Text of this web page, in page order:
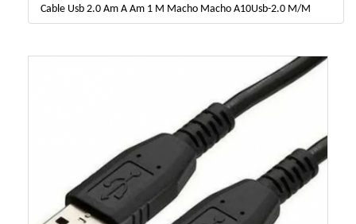
Cable Usb 2.0 Am A Am 1 M Macho Macho A10Usb-2.0 M/M